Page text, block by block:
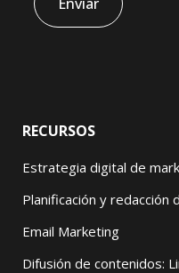
RECURSOS
Estrategia digital de
Planificación y redacción
Email Marketing
Difusión de contenidos: